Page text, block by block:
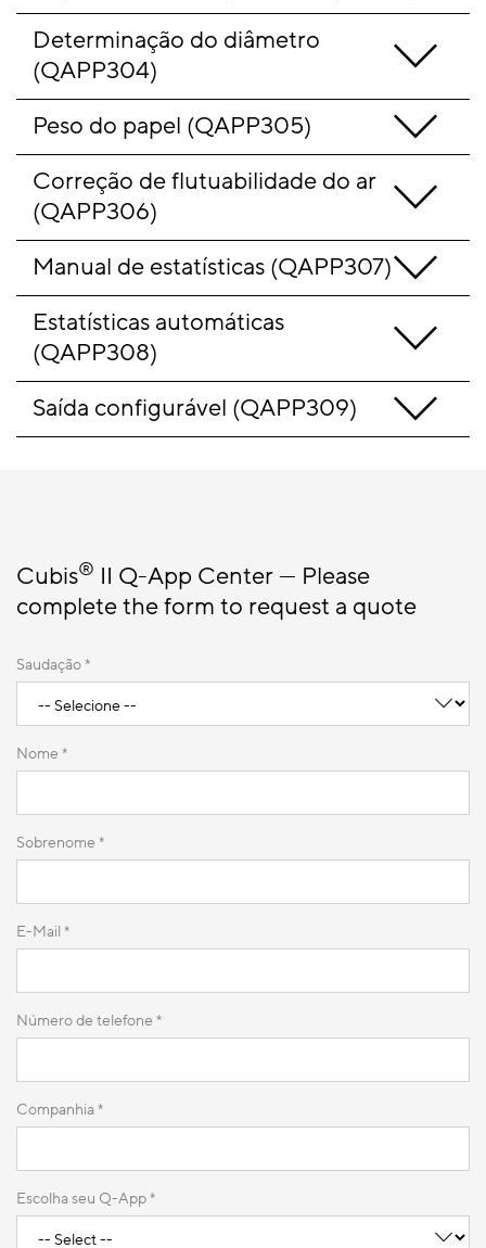
Determinação do diâmetro
(QAPP304)
Peso do papel (QAPP305)
Correção de flutuabilidade do ar
(QAPP306)
Manual de estatísticas (QAPP307)
Estatísticas automáticas
(QAPP308)
Saída configurável (QAPP309)
Cubis® II Q-App Center — Please
complete the form to request a quote
Saudação *
Nome *
Sobrenome *
E-Mail *
Número de telefone *
Companhia *
Escolha seu Q-App *